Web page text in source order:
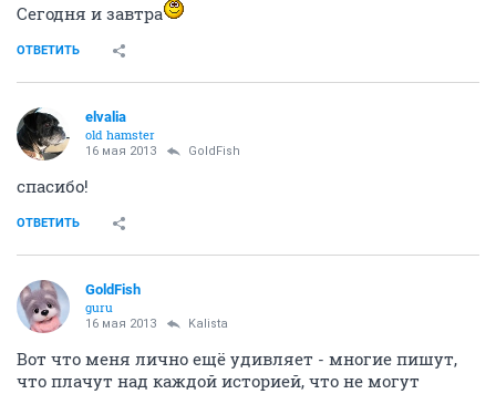
Сегодня и завтра
ОТВЕТИТЬ
elvalia
old hamster
16 мая 2013 GoldFish
спасибо!
ОТВЕТИТЬ
GoldFish
guru
16 мая 2013 Kalista
Вот что меня лично ещё удивляет - многие пишут,
что плачут над каждой историей, что не могут